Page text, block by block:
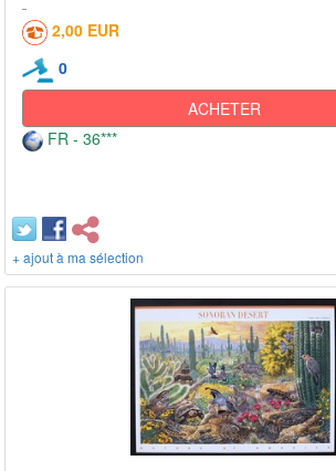
2,00 EUR
0
ACHETER
FR - 36***
+ ajout à ma sélection